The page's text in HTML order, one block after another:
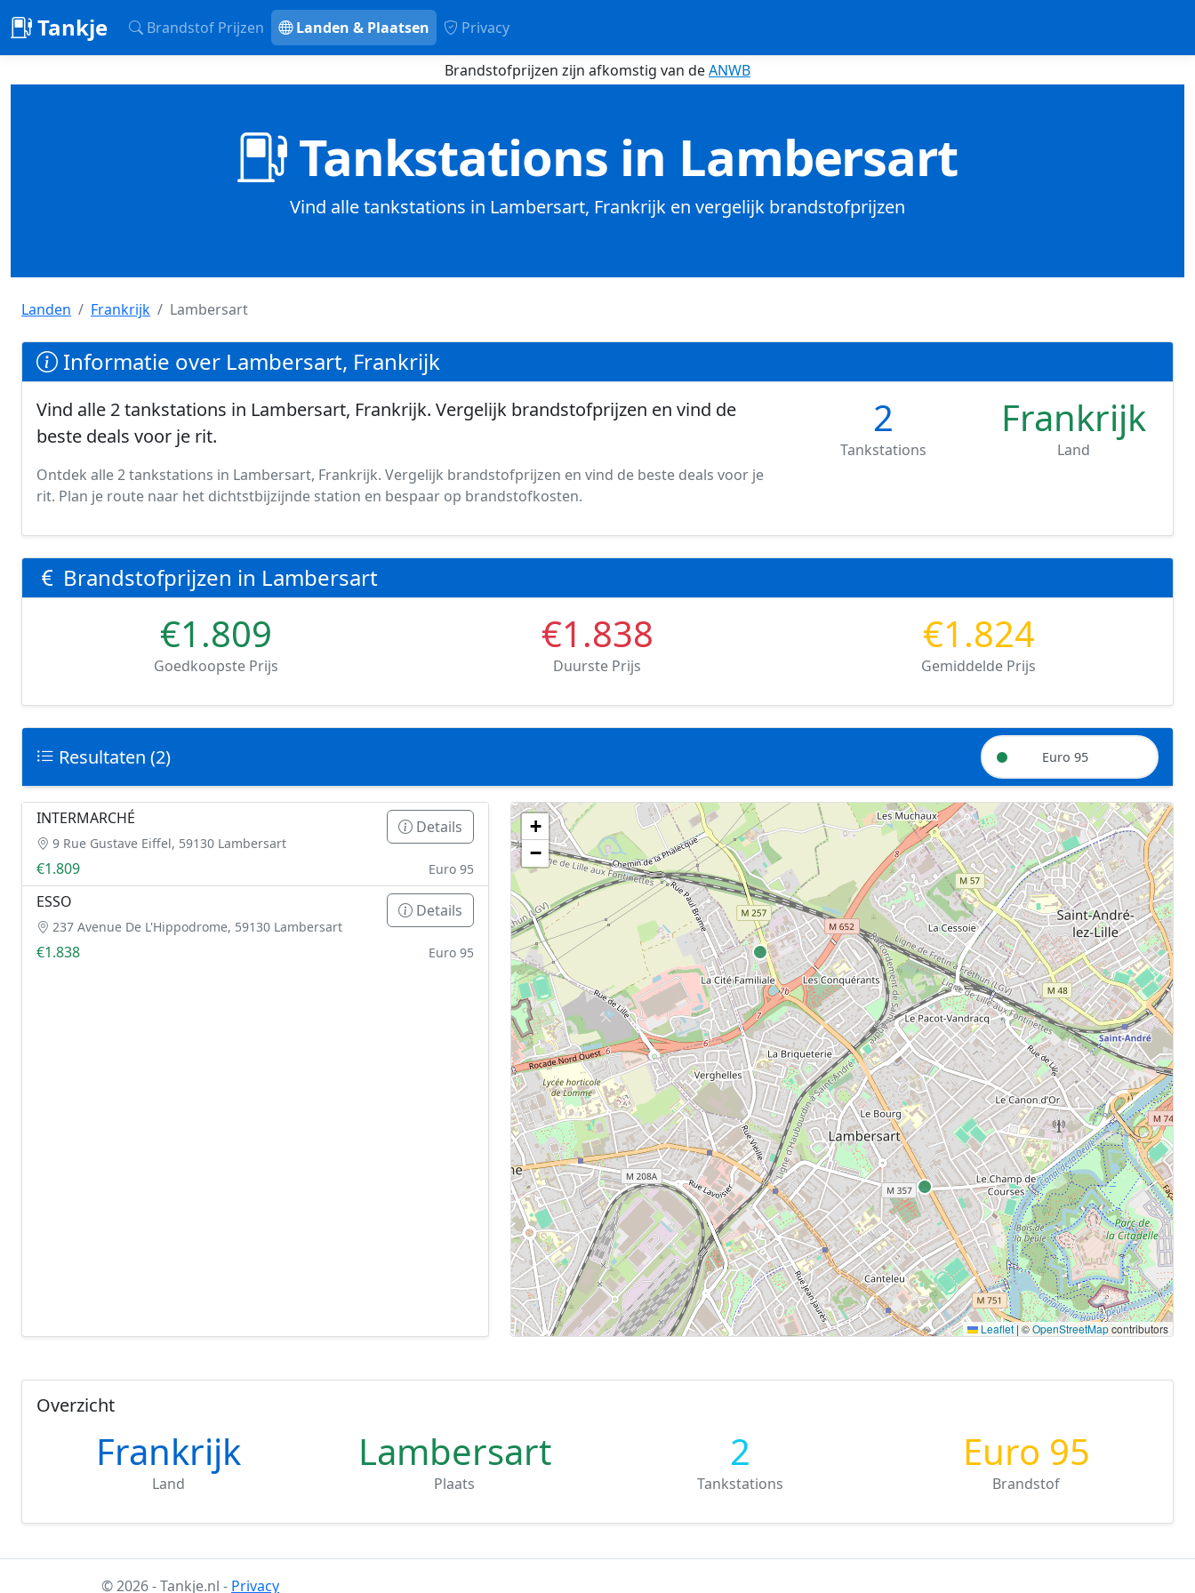
Tankje Brandstof Prijzen Landen & Plaatsen Privacy
Brandstofprijzen zijn afkomstig van deANWB
Tankstations in Lambersart
Vind alle tankstations in Lambersart, Frankrijk en vergelijk brandstofprijzen
Landen Frankrijk Lambersart
Informatie over Lambersart, Frankrijk
Vind alle 2 tankstations in Lambersart, Frankrijk. Vergelijk brandstofprijzen en vind de
beste deals voor je rit.
Ontdek alle 2 tankstations in Lambersart, Frankrijk. Vergelijk brandstofprijzen en vind de beste deals voor je
rit. Plan je route naar het dichtstbijzijnde station en bespaar op brandstofkosten.
2
Tankstations
Frankrijk
Land
Brandstofprijzen in Lambersart
€1.809
Goedkoopste Prijs
€1.838
Duurste Prijs
€1.824
Gemiddelde Prijs
Resultaten (2) Euro 95
Geen tankstations met locatiegegevens gevonden.
De kaart kan niet worden weergegeven zonder GPS coördinaten.
+
−
Leaflet|©OpenStreetMapcontributors
INTERMARCHÉ
9 Rue Gustave Eiffel, 59130 Lambersart
Details
€1.809 Euro 95
ESSO
237 Avenue De L'Hippodrome, 59130 Lambersart
Details
€1.838 Euro 95
Overzicht
Frankrijk
Land
Lambersart
Plaats
2
Tankstations
Euro 95
Brandstof
© 2026 - Tankje.nl - Privacy